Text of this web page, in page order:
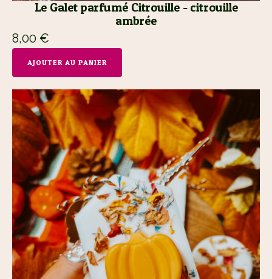
Le Galet parfumé Citrouille - citrouille
ambrée
8,00 €
AJOUTER AU PANIER